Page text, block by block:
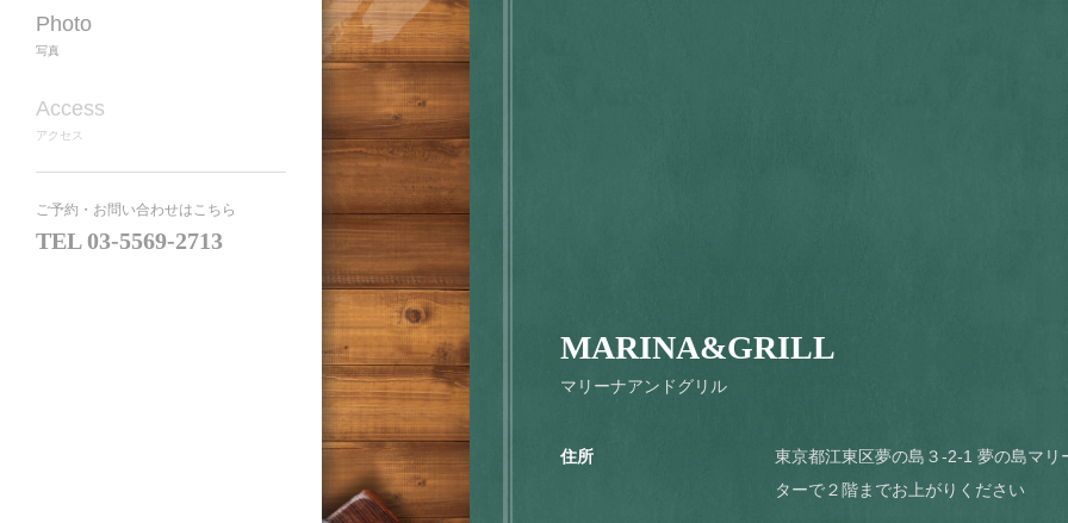
Photo
写真
Access
アクセス
ご予約・お問い合わせはこちら
TEL03-5569-2713
MARINA&GRILL
マリーナアンドグリル
住所
東京都江東区夢の島３-2-1 夢の島マ
ターで２階までお上がりください